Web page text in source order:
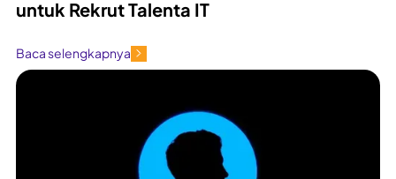
untuk Rekrut Talenta IT
Baca selengkapnya